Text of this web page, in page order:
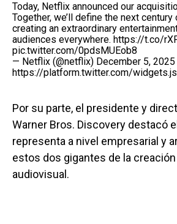
Today, Netflix announced our
Together, we’ll define the next
creating an extraordinary
audiences everywhere. https://t.co/
pic.twitter.com/0pdsMUEob8
— Netflix (@netflix) December 5, 2025
https://platform.twitter.com/widgets.js
Por su parte, el presidente y
Warner Bros. Discovery destacó
representa a nivel empresarial y
estos dos gigantes de la
audiovisual.